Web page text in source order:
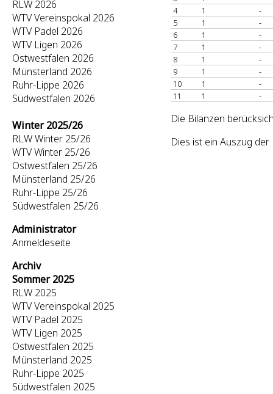
RLW 2026
WTV Vereinspokal 2026
WTV Padel 2026
WTV Ligen 2026
Ostwestfalen 2026
Münsterland 2026
Ruhr-Lippe 2026
Südwestfalen 2026
Winter 2025/26
RLW Winter 25/26
WTV Winter 25/26
Ostwestfalen 25/26
Münsterland 25/26
Ruhr-Lippe 25/26
Südwestfalen 25/26
Administrator
Anmeldeseite
Archiv
Sommer 2025
RLW 2025
WTV Vereinspokal 2025
WTV Padel 2025
WTV Ligen 2025
Ostwestfalen 2025
Münsterland 2025
Ruhr-Lippe 2025
Südwestfalen 2025
4
1
-
5
1
-
6
1
-
7
1
-
8
1
-
9
1
-
10
1
-
11
1 -
Die Bilanzen
Dies ist ein Auszug